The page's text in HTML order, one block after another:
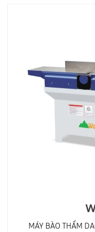
MÁY BÀO THẨM